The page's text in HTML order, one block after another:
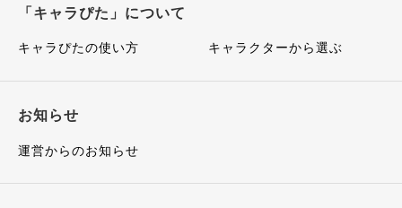
「キャラぴた」について
キャラぴたの使い方 キャラクターから選ぶ
お知らせ
運営からのお知らせ